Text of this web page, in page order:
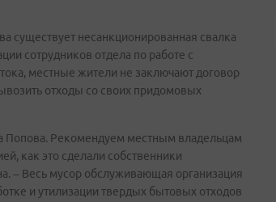
существует несанкционированная свалка
сотрудников отдела по работе с
местные жители не заключают договор
отходы со своих придомовых
Попова. Рекомендуем местным владельцам
как это сделали собственники
– Весь мусор обслуживающая организация
и утилизации твердых бытовых отходов